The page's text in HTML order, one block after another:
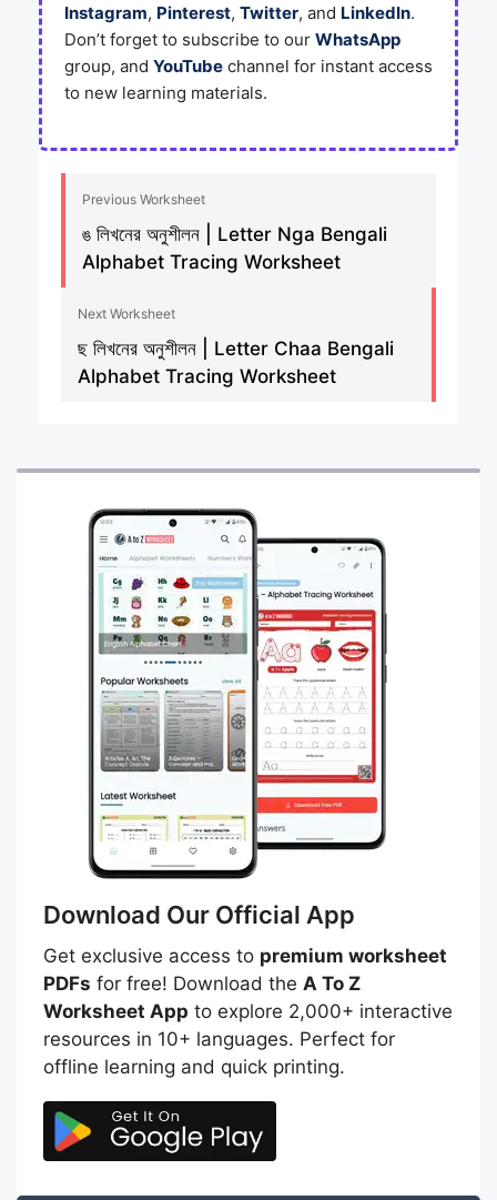
Instagram, Pinterest, Twitter, and LinkedIn.
Don’t forget to subscribe to our WhatsApp
group, and YouTube channel for instant access
to new learning materials.
Previous Worksheet
ঙ লিখনের অনুশীলন | Letter Nga Bengali
Alphabet Tracing Worksheet
Next Worksheet
ছ লিখনের অনুশীলন | Letter Chaa Bengali
Alphabet Tracing Worksheet
Download Our Official App
Get exclusive access to premium worksheet
PDFs for free! Download the A To Z
Worksheet App to explore 2,000+ interactive
resources in 10+ languages. Perfect for
offline learning and quick printing.